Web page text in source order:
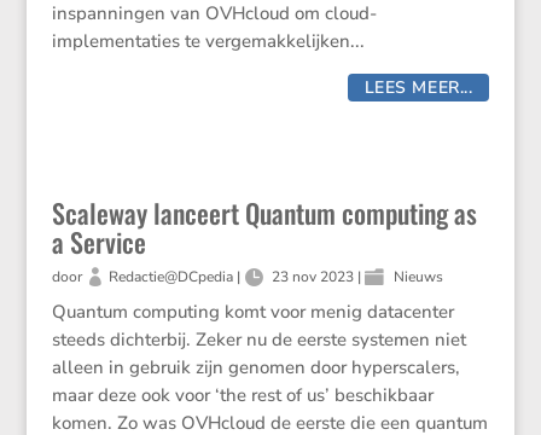
inspanningen van OVHcloud om cloud-
implementaties te vergemakkelijken...
LEES MEER...
Scaleway lanceert Quantum computing as
a Service
door Redactie@DCpedia| 23 nov 2023 | Nieuws
Quantum computing komt voor menig datacenter
steeds dichterbij. Zeker nu de eerste systemen niet
alleen in gebruik zijn genomen door hyperscalers,
maar deze ook voor ‘the rest of us’ beschikbaar
komen. Zo was OVHcloud de eerste die een quantum